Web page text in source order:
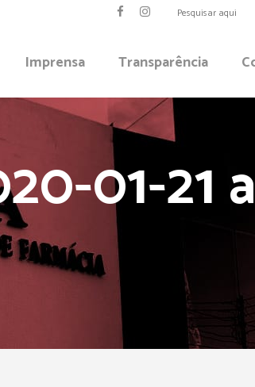
Imprensa Transparência
01-21